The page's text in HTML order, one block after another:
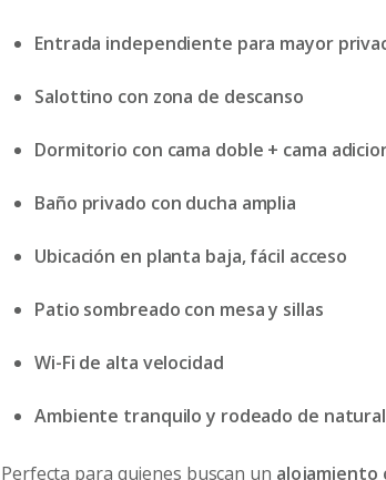
Entrada independiente para mayor
Salottino con zona de descanso
Dormitorio con cama doble + cama
Baño privado con ducha amplia
Ubicación en planta baja, fácil acceso
Patio sombreado con mesa y sillas
Wi-Fi de alta velocidad
Ambiente tranquilo y rodeado de
Perfecta para quienes buscan un alojamiento